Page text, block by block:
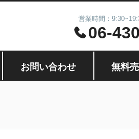
営業時間：
06-
お問い合わせ 無料